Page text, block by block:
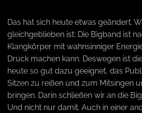
Das hat sich heute etwas geändert.
gleichgeblieben ist: Die Bigband ist
Klangkörper mit wahnsinniger
Druck machen kann. Deswegen ist
heute so gut dazu geeignet, das
Sitzen zu reißen und zum Mitsingen
bringen. Darin schließen wir an die
Und nicht nur damit. Auch in einer